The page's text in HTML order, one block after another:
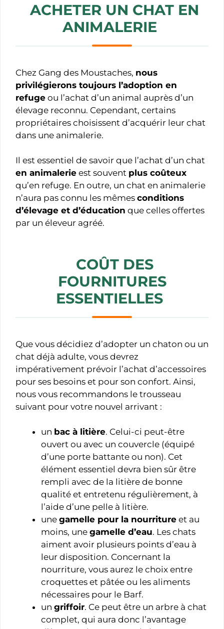
ACHETER UN CHAT EN
ANIMALERIE
Chez Gang des Moustaches, nous
privilégierons toujours l’adoption en
refuge ou l’achat d’un animal auprès d’un
élevage reconnu. Cependant, certains
propriétaires choisissent d’acquérir leur chat
dans une animalerie.
Il est essentiel de savoir que l’achat d’un chat
en animalerie est souvent plus coûteux
qu’en refuge. En outre, un chat en animalerie
n’aura pas connu les mêmes conditions
d’élevage et d’éducation que celles offertes
par un éleveur agréé.
COÛT DES
FOURNITURES
ESSENTIELLES
Que vous décidiez d’adopter un chaton ou un
chat déjà adulte, vous devrez
impérativement prévoir l’achat d’accessoires
pour ses besoins et pour son confort. Ainsi,
nous vous recommandons le trousseau
suivant pour votre nouvel arrivant :
un bac à litière. Celui-ci peut-être
ouvert ou avec un couvercle (équipé
d’une porte battante ou non). Cet
élément essentiel devra bien sûr être
rempli avec de la litière de bonne
qualité et entretenu régulièrement, à
l’aide d’une pelle à litière.
une gamelle pour la nourriture et au
moins, une gamelle d’eau. Les chats
aiment avoir plusieurs points d’eau à
leur disposition. Concernant la
nourriture, vous aurez le choix entre
croquettes et pâtée ou les aliments
nécessaires pour le Barf.
un griffoir. Ce peut être un arbre à chat
complet, qui aura donc l’avantage